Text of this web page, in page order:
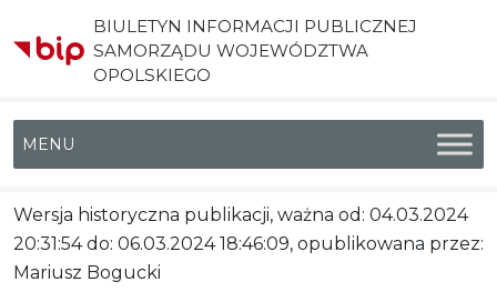
BIULETYN INFORMACJI PUBLICZNEJ
SAMORZĄDU WOJEWÓDZTWA
OPOLSKIEGO
Menu główne
Wersja historyczna publikacji, ważna od: 04.03.2024
20:31:54 do: 06.03.2024 18:46:09, opublikowana przez:
Mariusz Bogucki